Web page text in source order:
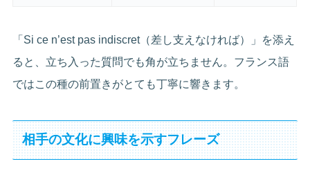
「Si ce n’est pas indiscret（差し支えなければ）」を添え
ると、立ち入った質問でも角が立ちません。フランス語
ではこの種の前置きがとても丁寧に響きます。
相手の文化に興味を示すフレーズ